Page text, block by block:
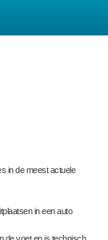
in de meest actuele
in een auto